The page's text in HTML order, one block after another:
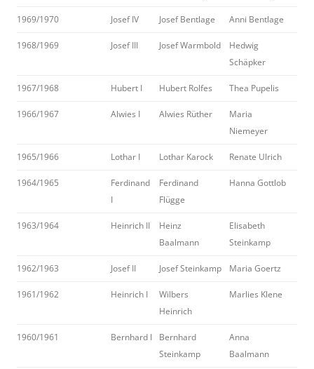
1969/1970 Josef IV Josef Bentlage Anni Bentlage
1968/1969 Josef III Josef Warmbold
Hedwig
Schäpker
1967/1968 Hubert I Hubert Rolfes Thea Pupelis
1966/1967 Alwies I Alwies Rüther
Maria
Niemeyer
1965/1966 Lothar I Lothar Karock Renate Ulrich
1964/1965
Ferdinand
I
Ferdinand
Flügge
Hanna Gottlob
1963/1964 Heinrich II
Heinz
Baalmann
Elisabeth
Steinkamp
1962/1963 Josef II Josef Steinkamp Maria Goertz
1961/1962 Heinrich I
Wilbers
Heinrich
Marlies Klene
1960/1961 Bernhard I
Bernhard
Steinkamp
Anna
Baalmann